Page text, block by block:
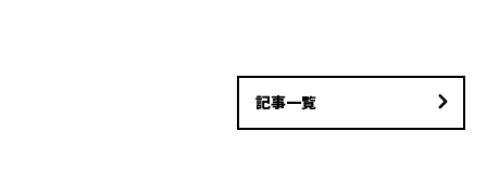
記事一覧